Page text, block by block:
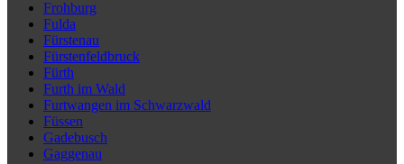
Frohburg
Fulda
Fürstenau
Fürstenfeldbruck
Fürth
Furth im Wald
Furtwangen im Schwarzwald
Füssen
Gadebusch
Gaggenau